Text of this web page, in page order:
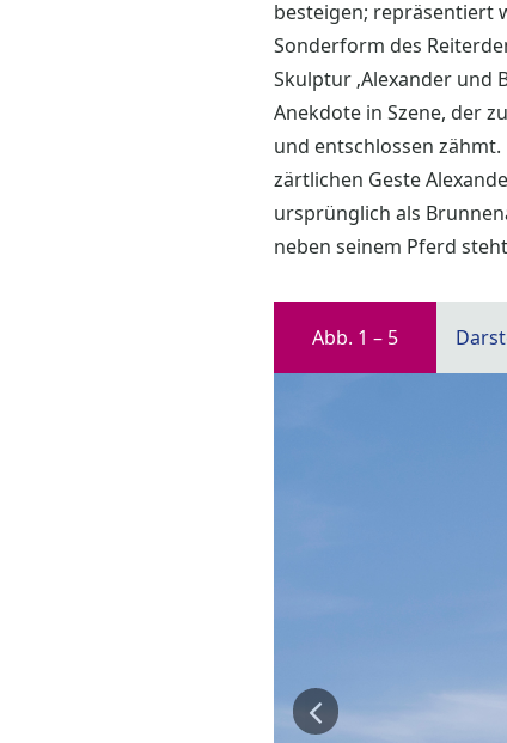
besteigen; repräsentiert
Sonderform des
Skulptur ‚Alexander und
Anekdote in Szene, der
und entschlossen
zärtlichen Geste
ursprünglich als
neben seinem Pferd
Abb. 1 – 5